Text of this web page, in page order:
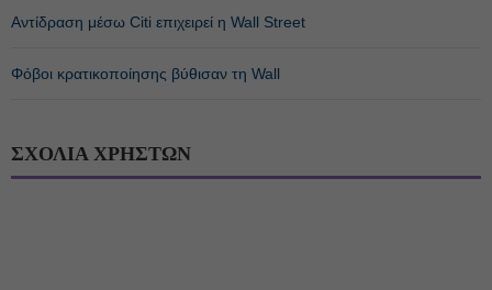
Αντίδραση μέσω Citi επιχειρεί η Wall Street
Φόβοι κρατικοποίησης βύθισαν τη Wall
ΣΧΟΛΙΑ ΧΡΗΣΤΩΝ